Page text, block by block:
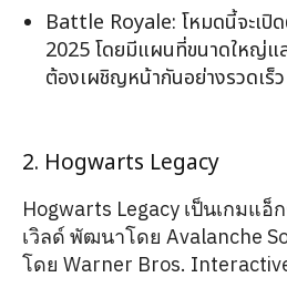
Battle Royale: โหมดนี้จะเปิ
2025 โดยมีแผนที่ขนาดใหญ่แ
ต้องเผชิญหน้ากันอย่างรวดเร็ว
2. Hogwarts Legacy
Hogwarts Legacy เป็นเกมแอ็
เวิลด์ พัฒนาโดย Avalanche
โดย Warner Bros.